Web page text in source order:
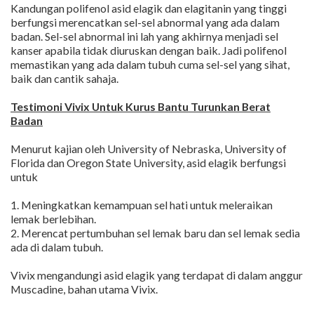
Kandungan polifenol asid elagik dan elagitanin yang tinggi
berfungsi merencatkan sel-sel abnormal yang ada dalam
badan. Sel-sel abnormal ini lah yang akhirnya menjadi sel
kanser apabila tidak diuruskan dengan baik. Jadi polifenol
memastikan yang ada dalam tubuh cuma sel-sel yang sihat,
baik dan cantik sahaja.
Testimoni Vivix Untuk Kurus Bantu Turunkan Berat
Badan
Menurut kajian oleh University of Nebraska, University of
Florida dan Oregon State University, asid elagik berfungsi
untuk
1. Meningkatkan kemampuan sel hati untuk meleraikan
lemak berlebihan.
2. Merencat pertumbuhan sel lemak baru dan sel lemak sedia
ada di dalam tubuh.
Vivix mengandungi asid elagik yang terdapat di dalam anggur
Muscadine, bahan utama Vivix.